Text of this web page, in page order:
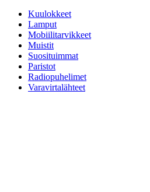
Kuulokkeet
Lamput
Mobiilitarvikkeet
Muistit
Suosituimmat
Paristot
Radiopuhelimet
Varavirtalähteet